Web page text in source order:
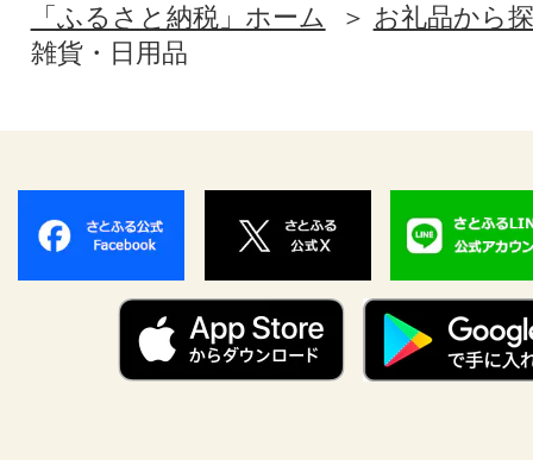
「ふるさと納税」ホーム
お礼品から
雑貨・日用品